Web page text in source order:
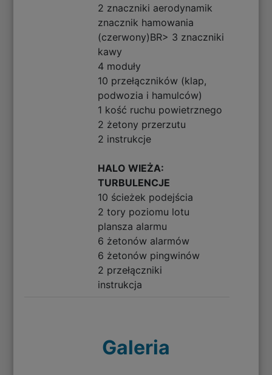
2 znaczniki aerodynamik
znacznik hamowania
(czerwony)BR> 3 znaczniki
kawy
4 moduły
10 przełączników (klap,
podwozia i hamulców)
1 kość ruchu powietrznego
2 żetony przerzutu
2 instrukcje
HALO WIEŻA:
TURBULENCJE
10 ścieżek podejścia
2 tory poziomu lotu
plansza alarmu
6 żetonów alarmów
6 żetonów pingwinów
2 przełączniki
instrukcja
Galeria